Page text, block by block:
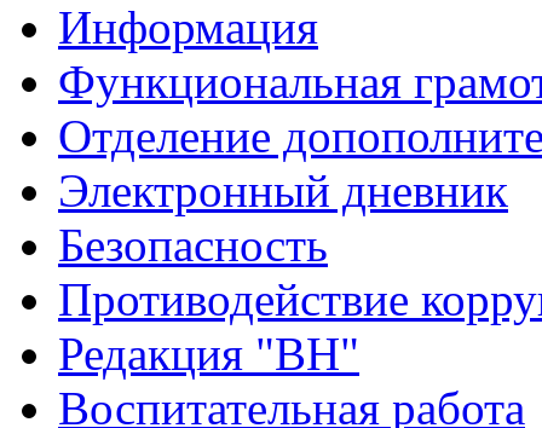
Информация
Функциональная
Отделение
Электронный дневник
Безопасность
Противодействие
Редакция "ВН"
Воспитательная работа